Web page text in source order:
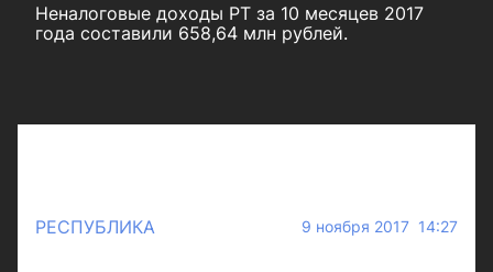
Неналоговые доходы РТ за 10 месяцев 2017
года составили 658,64 млн рублей.
РЕСПУБЛИКА 9 ноября 2017 14:27